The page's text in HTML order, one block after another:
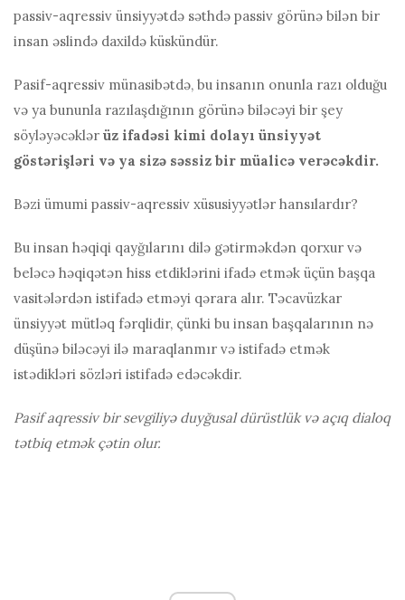
passiv-aqressiv ünsiyyətdə səthdə passiv görünə bilən bir
insan əslində daxildə küskündür.
Pasif-aqressiv münasibətdə, bu insanın onunla razı olduğu
və ya bununla razılaşdığının görünə biləcəyi bir şey
söyləyəcəklər üz ifadəsi kimi dolayı ünsiyyət
göstərişləri və ya sizə səssiz bir müalicə verəcəkdir.
Bəzi ümumi passiv-aqressiv xüsusiyyətlər hansılardır?
Bu insan həqiqi qayğılarını dilə gətirməkdən qorxur və
beləcə həqiqətən hiss etdiklərini ifadə etmək üçün başqa
vasitələrdən istifadə etməyi qərara alır. Təcavüzkar
ünsiyyət mütləq fərqlidir, çünki bu insan başqalarının nə
düşünə biləcəyi ilə maraqlanmır və istifadə etmək
istədikləri sözləri istifadə edəcəkdir.
Pasif aqressiv bir sevgiliyə duyğusal dürüstlük və açıq dialoq
tətbiq etmək çətin olur.